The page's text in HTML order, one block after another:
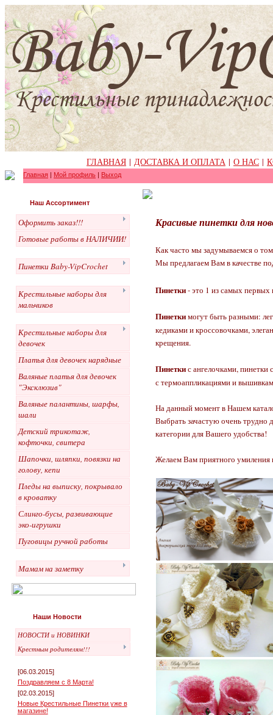
ГЛАВНАЯ | ДОСТАВКА И ОПЛАТА | О НАС |
Главная | Мой профиль | Выход
Наш Ассортимент
Оформить заказ!!!
Готовые работы в НАЛИЧИИ!
Пинетки Baby-VipCrochet
Крестильные наборы для
мальчиков
Крестильные наборы для
девочек
Платья для девочек нарядные
Валяные платья для девочек
"Эксклюзив"
Валяные палантины, шарфы,
шали
Детский трикотаж,
кофточки, свитера
Шапочки, шляпки, повязки на
голову, кепи
Пледы на выписку, покрывало
в кроватку
Слинго-бусы, развивающие
эко-игрушки
Пуговицы ручной работы
Мамам на заметку
Наши Новости
НОВОСТИ и НОВИНКИ
Крестным родителям!!!
[06.03.2015]
Поздравляем с 8 Марта!
[02.03.2015]
Новые Крестильные Пинетки уже в
магазине!
Красивые пинетки для
Как часто мы задумываемся о
Мы предлагаем Вам в качестве
Пинетки- это 1 из самых первых
Пинеткимогут быть разными:
кедиками и кроссовочками,
крещения.
Пинеткис ангелочками,
с термоаппликациями и
На данный момент в Нашем
Выбрать зачастую очень трудно
категории для Вашего удобства!
Желаем Вам приятного